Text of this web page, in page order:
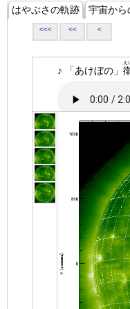
はやぶさの軌跡 宇宙から
<<< << <
♪ 「あけぼの」
え